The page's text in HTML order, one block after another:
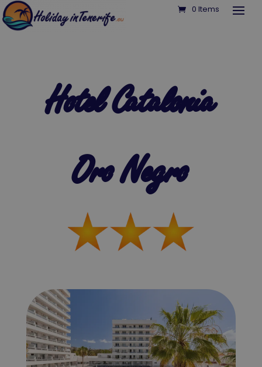
0 Items
Hotel Catalonia
Oro Negro